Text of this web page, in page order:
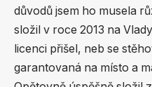
důvodů jsem ho musela
složil v roce 2013 na
licenci přišel, neb se
garantovaná na místo a